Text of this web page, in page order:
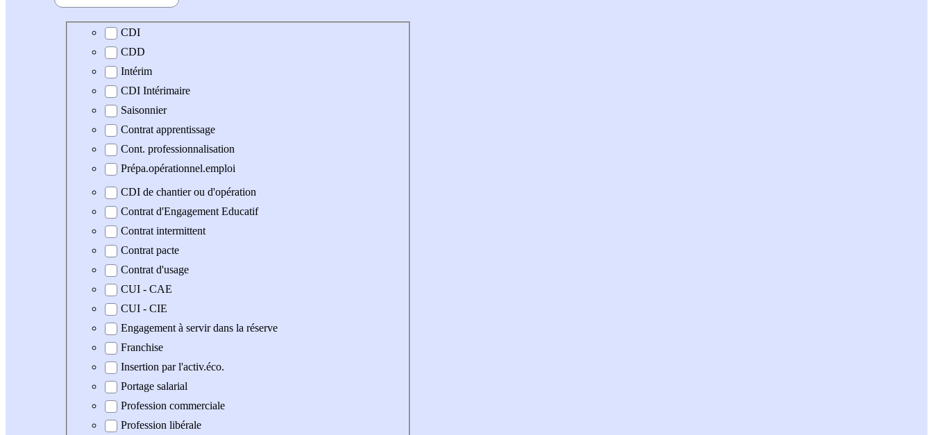
Type de contrat
CDI
CDD
Intérim
CDI Intérimaire
Saisonnier
Contrat apprentissage
Cont. professionnalisation
Prépa.opérationnel.emploi
CDI de chantier ou d'opération
Contrat d'Engagement Educatif
Contrat intermittent
Contrat pacte
Contrat d'usage
CUI - CAE
CUI - CIE
Engagement à servir dans la réserve
Franchise
Insertion par l'activ.éco.
Portage salarial
Profession commerciale
Profession libérale